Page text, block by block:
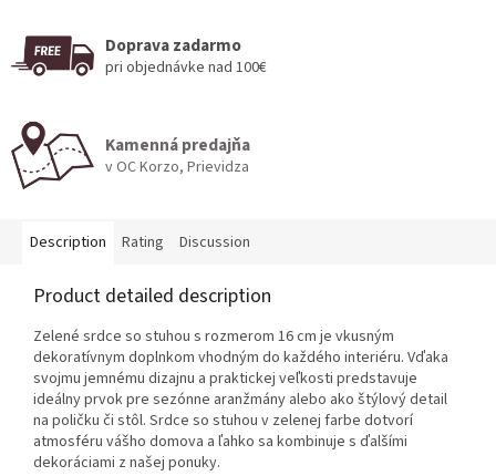
Doprava zadarmo
pri objednávke nad 100€
Kamenná predajňa
v OC Korzo, Prievidza
Description Rating Discussion
Product detailed description
Zelené srdce so stuhou s rozmerom 16 cm je vkusným
dekoratívnym doplnkom vhodným do každého interiéru. Vďaka
svojmu jemnému dizajnu a praktickej veľkosti predstavuje
ideálny prvok pre sezónne aranžmány alebo ako štýlový detail
na poličku či stôl. Srdce so stuhou v zelenej farbe dotvorí
atmosféru vášho domova a ľahko sa kombinuje s ďalšími
dekoráciami z našej ponuky.